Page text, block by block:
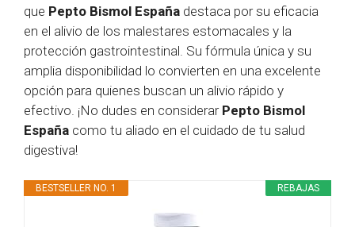
que Pepto Bismol España destaca por su eficacia
en el alivio de los malestares estomacales y la
protección gastrointestinal. Su fórmula única y su
amplia disponibilidad lo convierten en una excelente
opción para quienes buscan un alivio rápido y
efectivo. ¡No dudes en considerar Pepto Bismol
España como tu aliado en el cuidado de tu salud
digestiva!
REBAJAS
BESTSELLER NO. 1